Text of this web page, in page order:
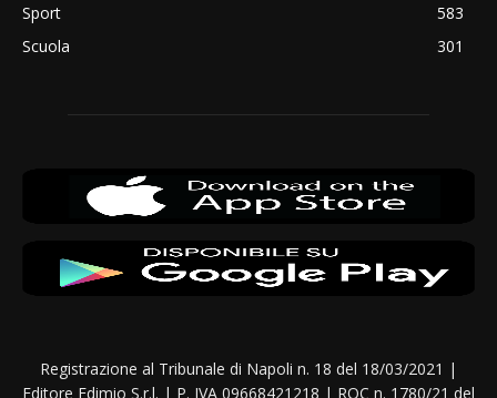
Sport
583
Scuola
301
Registrazione al Tribunale di Napoli n. 18 del 18/03/2021 |
Editore Edimio S.r.l. | P. IVA 09668421218 | ROC n. 1780/21 del